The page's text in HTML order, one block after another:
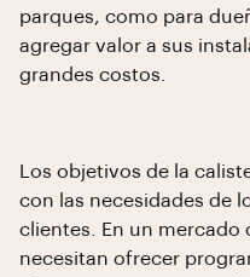
parques, como para
agregar valor a sus
grandes costos.
Los objetivos de la
con las necesidades de
clientes. En un
necesitan ofrecer